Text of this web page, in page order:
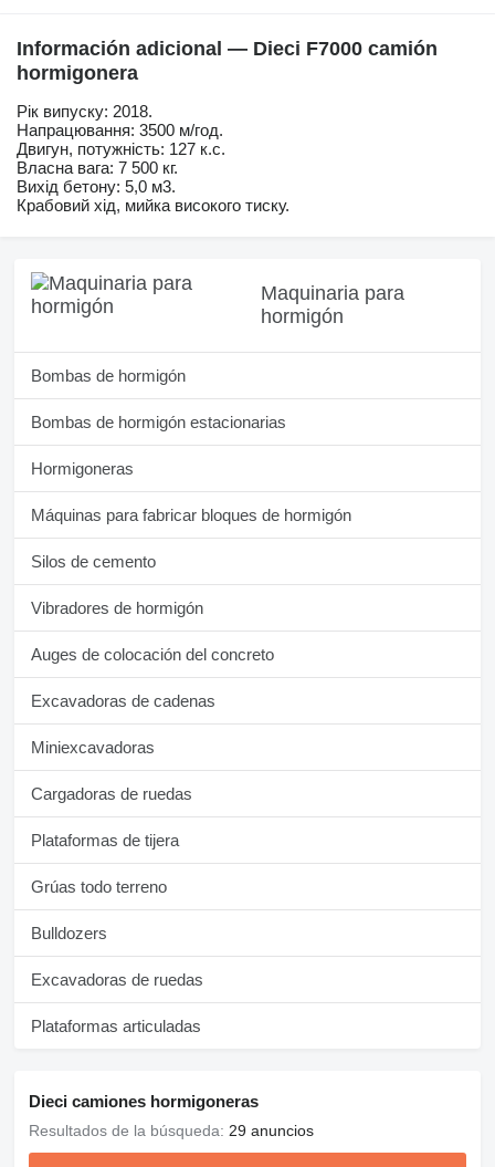
Información adicional — Dieci F7000 camión
hormigonera
Рік випуску: 2018.
Напрацювання: 3500 м/год.
Двигун, потужність: 127 к.с.
Власна вага: 7 500 кг.
Вихід бетону: 5,0 м3.
Крабовий хід, мийка високого тиску.
Maquinaria para
hormigón
Bombas de hormigón
Bombas de hormigón estacionarias
Hormigoneras
Máquinas para fabricar bloques de hormigón
Silos de cemento
Vibradores de hormigón
Auges de colocación del concreto
Excavadoras de cadenas
Miniexcavadoras
Cargadoras de ruedas
Plataformas de tijera
Grúas todo terreno
Bulldozers
Excavadoras de ruedas
Plataformas articuladas
Dieci camiones hormigoneras
Resultados de la búsqueda: 29 anuncios